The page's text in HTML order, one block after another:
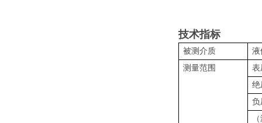
技术指标
被测介质
液
测量范围
表
绝
负